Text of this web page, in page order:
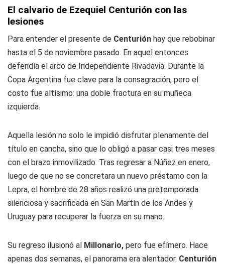
El calvario de Ezequiel Centurión con las
lesiones
Para entender el presente de Centurión hay que rebobinar
hasta el 5 de noviembre pasado. En aquel entonces
defendía el arco de Independiente Rivadavia. Durante la
Copa Argentina fue clave para la consagración, pero el
costo fue altísimo: una doble fractura en su muñeca
izquierda.
Aquella lesión no solo le impidió disfrutar plenamente del
título en cancha, sino que lo obligó a pasar casi tres meses
con el brazo inmovilizado. Tras regresar a Núñez en enero,
luego de que no se concretara un nuevo préstamo con la
Lepra, el hombre de 28 años realizó una pretemporada
silenciosa y sacrificada en San Martín de los Andes y
Uruguay para recuperar la fuerza en su mano.
Su regreso ilusionó al Millonario, pero fue efímero. Hace
apenas dos semanas, el panorama era alentador. Centurión